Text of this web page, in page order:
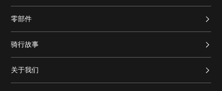
零部件
骑行故事
关于我们